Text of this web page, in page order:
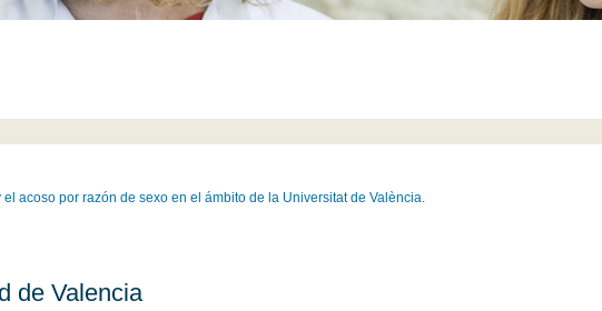
acoso por razón de sexo en el ámbito de la Universitat de València.
de Valencia